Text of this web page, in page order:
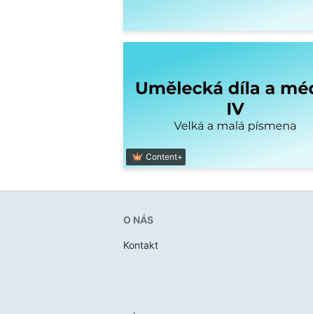
Content+
O NÁS
Kontakt